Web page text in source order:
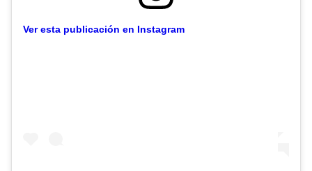
Ver esta publicación en Instagram